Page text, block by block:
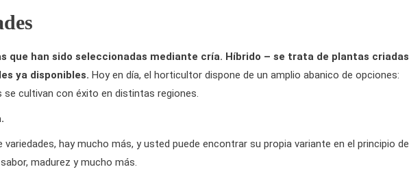
que han sido seleccionadas mediante cría. Híbrido – se trata de plantas criadas
ya disponibles. Hoy en día, el horticultor dispone de un amplio abanico de opciones:
cultivan con éxito en distintas regiones.
hay mucho más, y usted puede encontrar su propia variante en el principio de
madurez y mucho más.